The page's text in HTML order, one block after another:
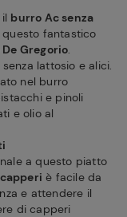
burro Ac senza
questo fantastico
Gregorio.
lattosio e alici.
nel burro
e pinoli
e olio al
a questo piatto
è facile da
e attendere il
di capperi